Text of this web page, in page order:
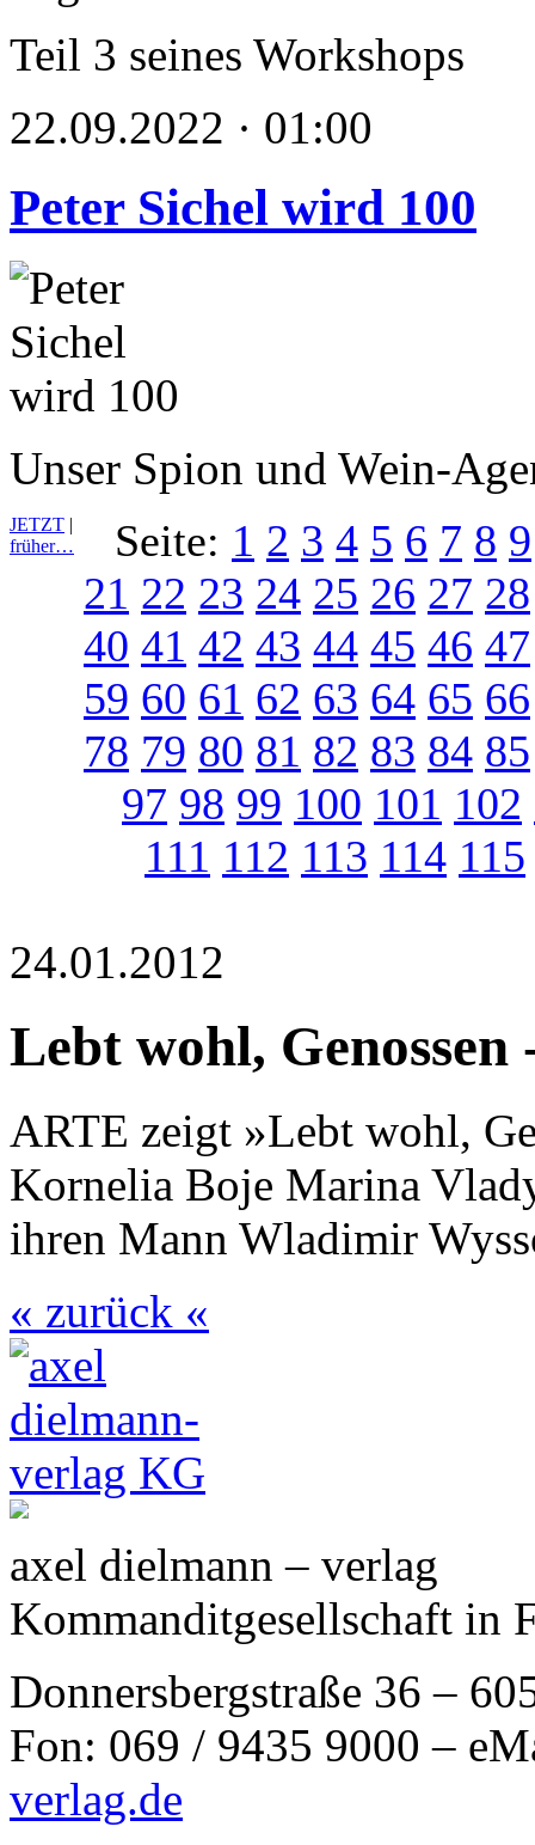
Teil 3 seines Workshops
22.09.2022 · 01:00
Peter Sichel wird 100
Unser Spion und Wein-
JETZT |
früher…
Seite: 1 2 3 4 5 6 7 8 9
21 22 23 24 25 26 27 28
40 41 42 43 44 45 46 47
59 60 61 62 63 64 65 66
78 79 80 81 82 83 84 85
97 98 99 100 101 102
111 112 113 114 115
24.01.2012
Lebt wohl,
ARTE zeigt »Lebt wohl,
Kornelia Boje Marina
ihren Mann Wladimir
« zurück «
axel dielmann – verlag
Kommanditgesellschaft in
Donnersbergstraße 36 –
Fon: 069 / 9435 9000 –
verlag.de